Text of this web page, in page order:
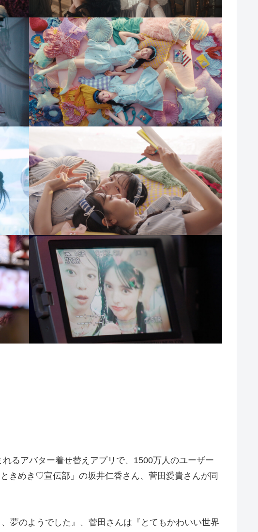
るアバター着せ替えアプリで、1500万人のユーザー
きめき♡宣伝部」の坂井仁香さん、菅田愛貴さんが同
夢のようでした』、菅田さんは『とてもかわいい世界